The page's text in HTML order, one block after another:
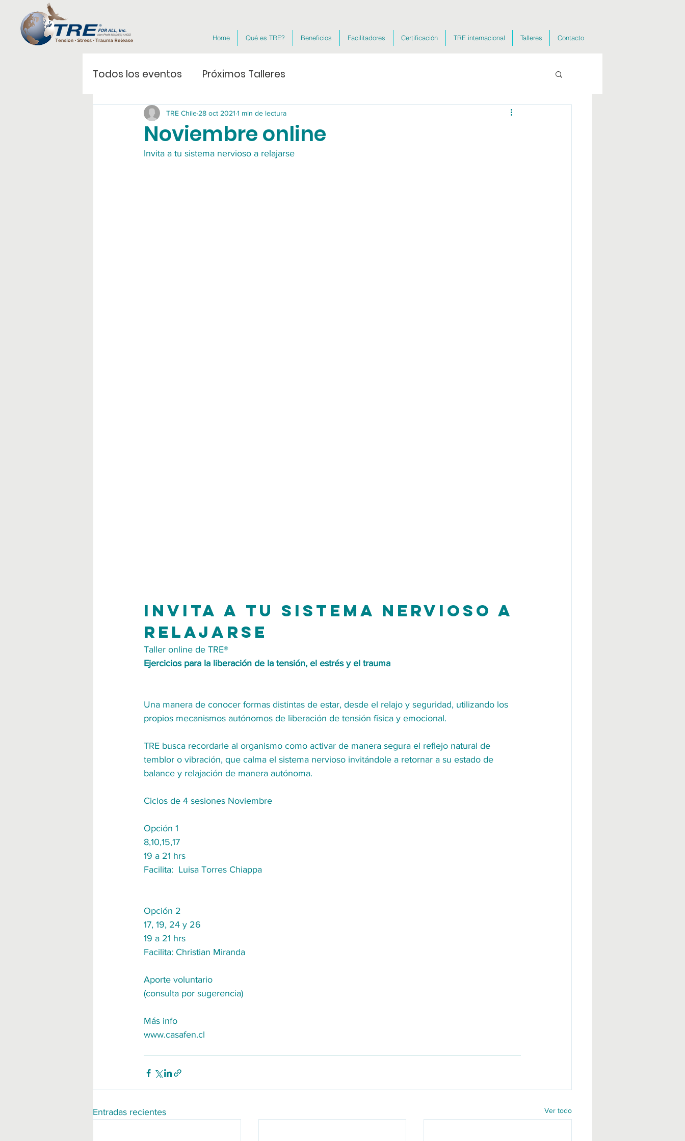
Home Qué es TRE? Beneficios Facilitadores Certificación TRE internacional Talleres Contacto
Todos los eventos Próximos Talleres
Noviembre online
TRE Chile 28 oct 2021 1 min de lectura
Invita a tu sistema nervioso a relajarse
Invita a tu sistema nervioso a
relajarse
Taller online de TRE®
Ejercicios para la liberación de la tensión, el estrés y el trauma
Una manera de conocer formas distintas de estar, desde el relajo y seguridad, utilizando los
propios mecanismos autónomos de liberación de tensión física y emocional.
TRE busca recordarle al organismo como activar de manera segura el reflejo natural de
temblor o vibración, que calma el sistema nervioso invitándole a retornar a su estado de
balance y relajación de manera autónoma.
Ciclos de 4 sesiones Noviembre
Opción 1
8,10,15,17
19 a 21 hrs
Facilita:  Luisa Torres Chiappa
Opción 2
17, 19, 24 y 26
19 a 21 hrs
Facilita: Christian Miranda
Aporte voluntario
(consulta por sugerencia)
Más info
www.casafen.cl
Entradas recientes Ver todo